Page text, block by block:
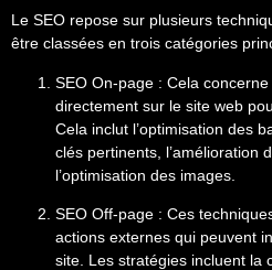
Le SEO repose sur plusieurs
être classées en trois catégories
SEO On-page : Cela
directement sur le site web
Cela inclut l’optimisation des
clés pertinents, l’amélioration
l’optimisation des images.
SEO Off-page : Ces
actions externes qui peuvent
site. Les stratégies incluent la